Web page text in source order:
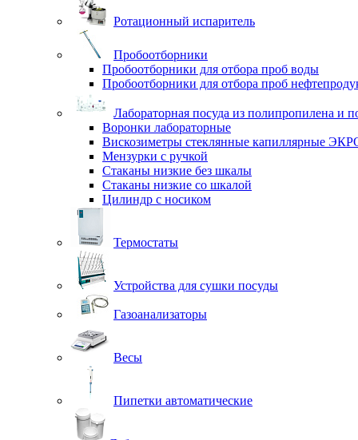
Ротационный испаритель
Пробоотборники
Пробоотборники для отбора проб воды
Пробоотборники для отбора проб
Лабораторная посуда из полипропилена и
Воронки лабораторные
Вискозиметры стеклянные капиллярные
Мензурки с ручкой
Стаканы низкие без шкалы
Стаканы низкие со шкалой
Цилиндр с носиком
Термостаты
Устройства для сушки посуды
Газоанализаторы
Весы
Пипетки автоматические